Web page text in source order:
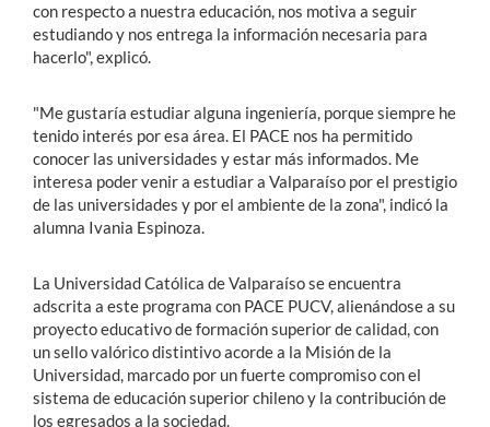
con respecto a nuestra educación, nos motiva a seguir
estudiando y nos entrega la información necesaria para
hacerlo", explicó.
"Me gustaría estudiar alguna ingeniería, porque siempre he
tenido interés por esa área. El PACE nos ha permitido
conocer las universidades y estar más informados. Me
interesa poder venir a estudiar a Valparaíso por el prestigio
de las universidades y por el ambiente de la zona", indicó la
alumna Ivania Espinoza.
La Universidad Católica de Valparaíso se encuentra
adscrita a este programa con PACE PUCV, alienándose a su
proyecto educativo de formación superior de calidad, con
un sello valórico distintivo acorde a la Misión de la
Universidad, marcado por un fuerte compromiso con el
sistema de educación superior chileno y la contribución de
los egresados a la sociedad.